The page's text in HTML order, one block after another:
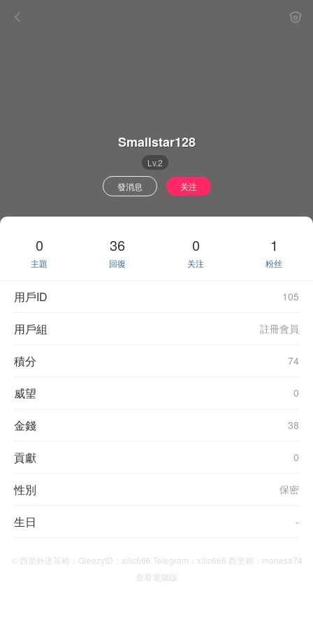
Smallstar128
Lv.2
發消息
关注
0
主題
36
回復
0
关注
1
粉丝
用戶ID 105
用戶組 註冊會員
積分 74
威望 0
金錢 38
貢獻 0
性別 保密
生日 -
© 西里外送茶賴：GleezyID：xilic666 Telegram：xilic666 西里賴：monesa74
查看電腦版